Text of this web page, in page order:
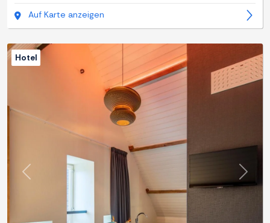
Auf Karte anzeigen
Zurück
Hotel